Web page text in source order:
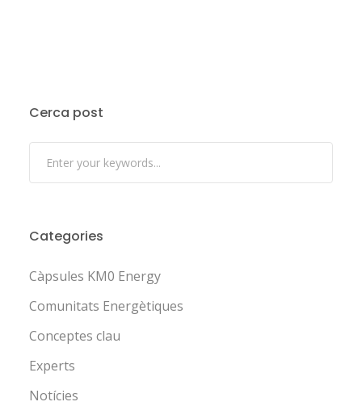
Cerca post
Categories
Càpsules KM0 Energy
Comunitats Energètiques
Conceptes clau
Experts
Notícies